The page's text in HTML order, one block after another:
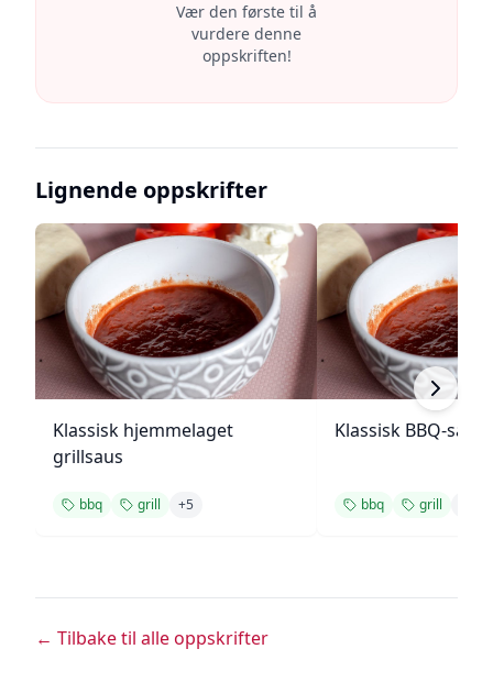
Vær den første til å
vurdere denne
oppskriften!
Lignende oppskrifter
Klassisk hjemmelaget
grillsaus
bbq grill +5
Klassisk BBQ-saus
bbq grill
← Tilbake til alle oppskrifter